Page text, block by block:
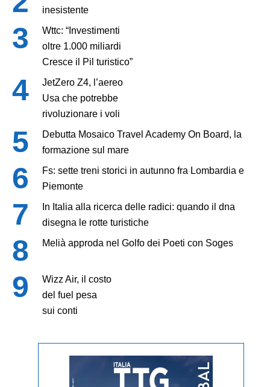
inesistente
Wttc: “Investimenti
oltre 1.000 miliardi
Cresce il Pil turistico”
JetZero Z4, l’aereo
Usa che potrebbe
rivoluzionare i voli
Debutta Mosaico Travel Academy On Board, la
formazione sul mare
Fs: sette treni storici in autunno fra Lombardia e
Piemonte
In Italia alla ricerca delle radici: quando il dna
disegna le rotte turistiche
Melià approda nel Golfo dei Poeti con Soges
Wizz Air, il costo
del fuel pesa
sui conti